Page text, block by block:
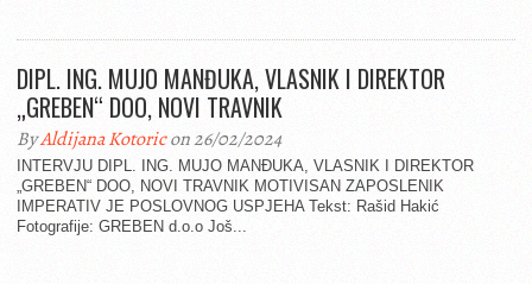
DIPL. ING. MUJO MANĐUKA, VLASNIK I DIREKTOR
„GREBEN“ DOO, NOVI TRAVNIK
ByAldijana Kotoricon 26/02/2024
INTERVJU DIPL. ING. MUJO MANĐUKA, VLASNIK I DIREKTOR
„GREBEN“ DOO, NOVI TRAVNIK MOTIVISAN ZAPOSLENIK
IMPERATIV JE POSLOVNOG USPJEHA Tekst: Rašid Hakić
Fotografije: GREBEN d.o.o Još...